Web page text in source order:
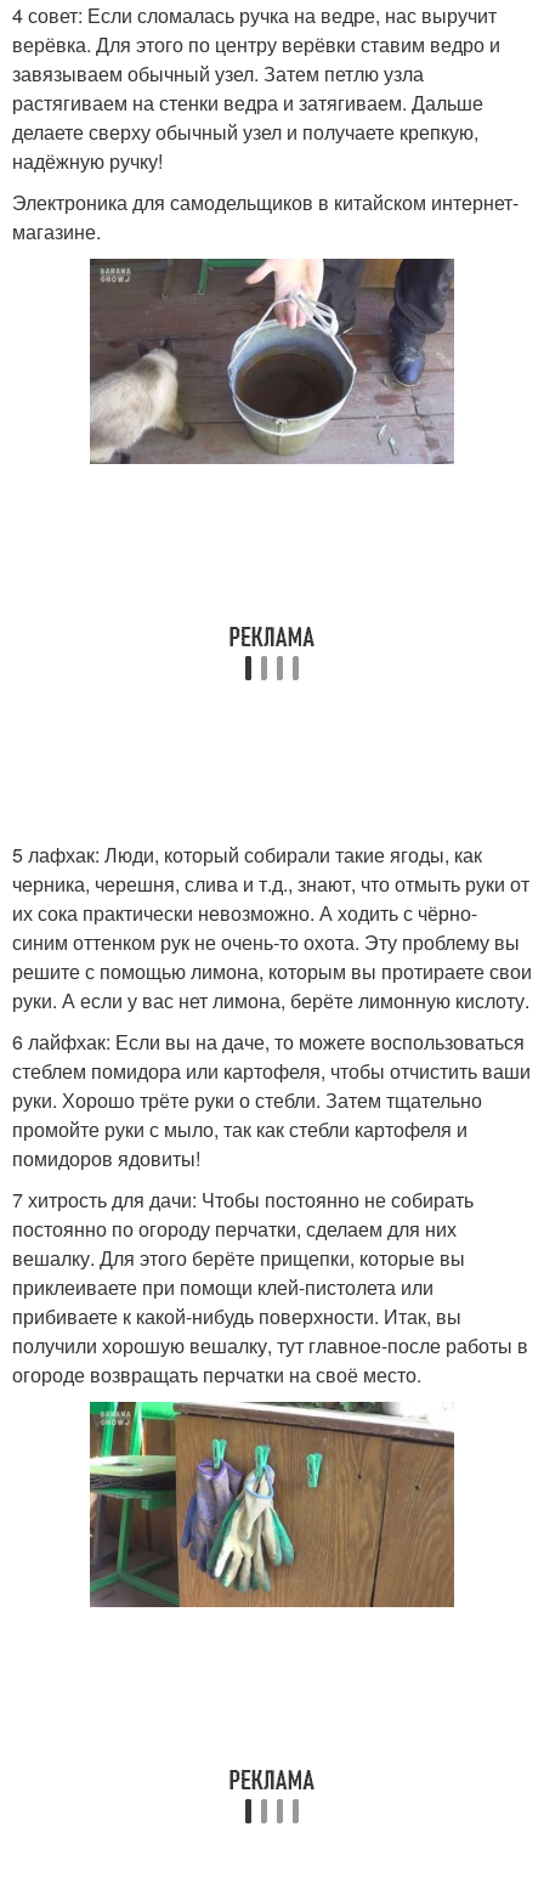
4 совет: Если сломалась ручка на ведре, нас выручит
верёвка. Для этого по центру верёвки ставим ведро и
завязываем обычный узел. Затем петлю узла
растягиваем на стенки ведра и затягиваем. Дальше
делаете сверху обычный узел и получаете крепкую,
надёжную ручку!
Электроника для самодельщиков в китайском интернет-
магазине.
5 лафхак: Люди, который собирали такие ягоды, как
черника, черешня, слива и т.д., знают, что отмыть руки от
их сока практически невозможно. А ходить с чёрно-
синим оттенком рук не очень-то охота. Эту проблему вы
решите с помощью лимона, которым вы протираете свои
руки. А если у вас нет лимона, берёте лимонную кислоту.
6 лайфхак: Если вы на даче, то можете воспользоваться
стеблем помидора или картофеля, чтобы отчистить ваши
руки. Хорошо трёте руки о стебли. Затем тщательно
промойте руки с мыло, так как стебли картофеля и
помидоров ядовиты!
7 хитрость для дачи: Чтобы постоянно не собирать
постоянно по огороду перчатки, сделаем для них
вешалку. Для этого берёте прищепки, которые вы
приклеиваете при помощи клей-пистолета или
прибиваете к какой-нибудь поверхности. Итак, вы
получили хорошую вешалку, тут главное-после работы в
огороде возвращать перчатки на своё место.